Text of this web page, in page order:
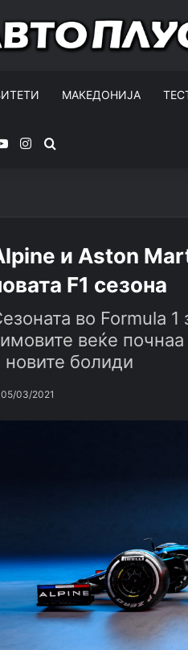
МАКЕДОНИЈА
YouTubeInstagram
и Aston
F1 сезона
во Formula 1
веќе почнаа
новите болиди
05/03/2021